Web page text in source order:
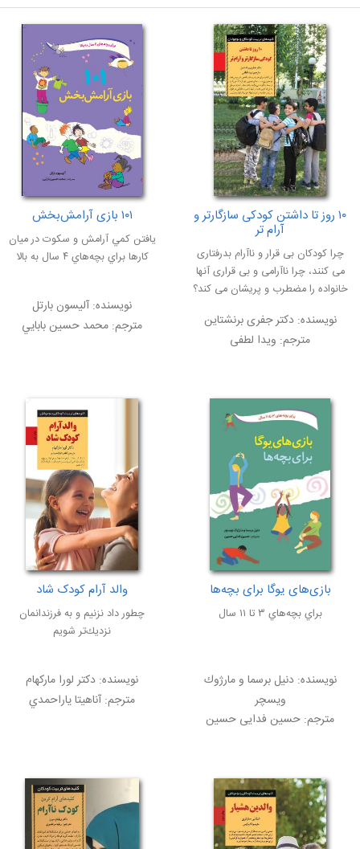
۱۰ روز تا داشتن کودکی سازگارتر و
آرام تر
چرا کودکان بی قرار و ناآرام بدرفتاری
می کنند، چرا ناآرامی و بی قراری آنها
خانواده را مضطرب و پریشان می کند؟
نویسنده:دکتر جفری برنشتاین
مترجم:ویدا لطفی
۱۰۱ بازی آرامش‌بخش
يافتن كمي آرامش و سكوت در ميان
كارها براي بچه‌هاي ۴ سال به بالا
نویسنده:آليسون بارتل
مترجم:محمد حسين بابايي
بازی‌های یوگا برای بچه‌ها
براي بچه‌هاي ۳ تا ۱۱ سال
نویسنده:دنيل برسما و مارژوك
ويسچر
مترجم:حسین فدایی حسین
والد آرام کودک شاد
چطور داد نزنيم و به فرزندانمان
نزديك‌تر شويم
نویسنده:دكتر لورا ماركهام
مترجم:آناهيتا ياراحمدي